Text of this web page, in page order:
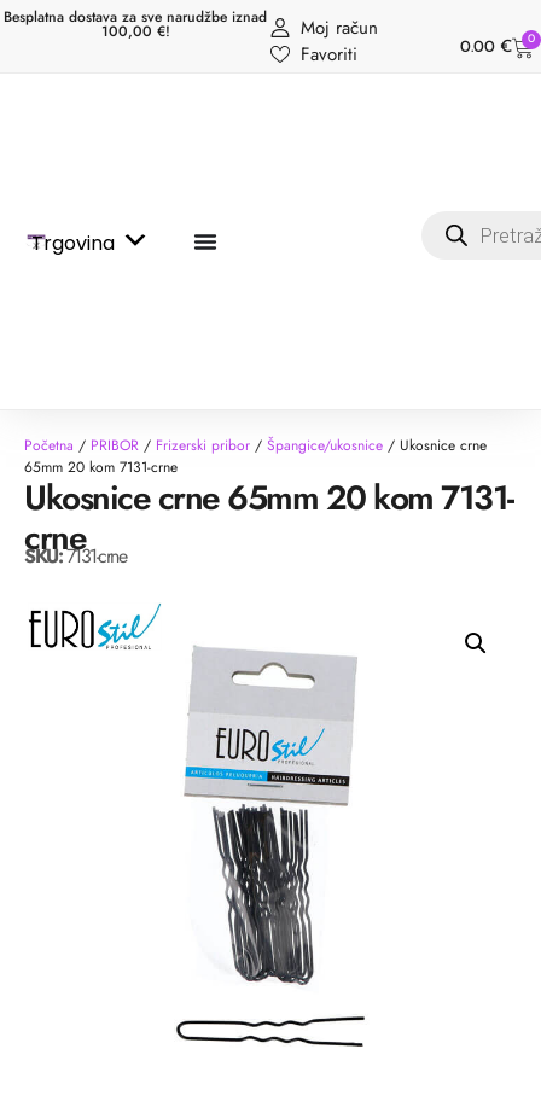
Besplatna dostava za sve narudžbe iznad
100,00 €!
Moj račun
Favoriti
0.00 € 0
Trgovina
Početna / PRIBOR / Frizerski pribor / Špangice/ukosnice / Ukosnice crne
65mm 20 kom 7131-crne
Ukosnice crne 65mm 20 kom 7131-
crne
SKU:7131-crne